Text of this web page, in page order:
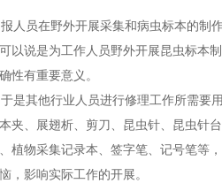
员在野外开展采集和病虫标本的制作
以说是为工作人员野外开展昆虫标本
性有重要意义。
是其他行业人员进行修理工作所需要
夹、展翅析、剪刀、昆虫针、昆虫针
植物采集记录本、签字笔、记号笔等
，影响实际工作的开展。